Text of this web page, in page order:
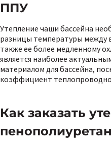
ППУ
Утепление чаши бассейна
разницы температуры между
также ее более медленному
является наиболее
материалом для бассейна,
коэффициент
Как заказать